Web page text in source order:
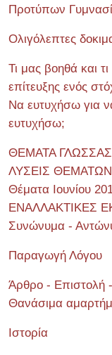
Προτύπων
Ολιγόλεπτες
Τι μας βοηθά και
επίτευξης ενός
Να ευτυχήσω για
ευτυχήσω;
ΘΕΜΑΤΑ
ΛΥΣΕΙΣ
Θέματα Ιουνίου
ΕΝΑΛΛΑΚΤΙΚΕΣ
Συνώνυμα -
Παραγωγή Λόγου
Άρθρο - Επιστολή
Θανάσιμα
Ιστορία